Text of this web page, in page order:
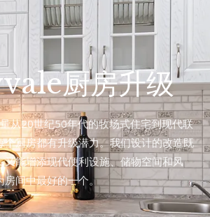
厨房升级
从20世纪50年代的牧场式住宅到现代联
个厨房都有升级潜力。我们设计的改造既
又能增添现代便利设施、储物空间和风
房间中最好的一个。